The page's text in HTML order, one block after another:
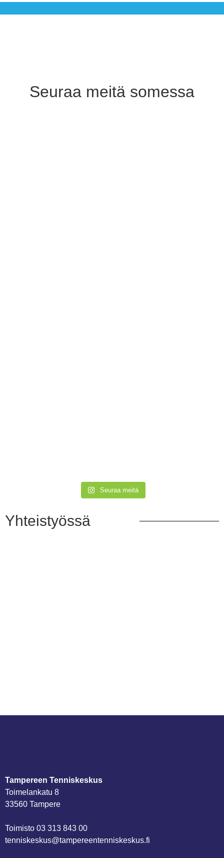
Seuraa meitä somessa
Seuraa meitä
Yhteistyössä
Tampereen Tenniskeskus
Toimelankatu 8
33560 Tampere
Toimisto 03 313 843 00
tenniskeskus@tampereen­tenniskeskus.fi